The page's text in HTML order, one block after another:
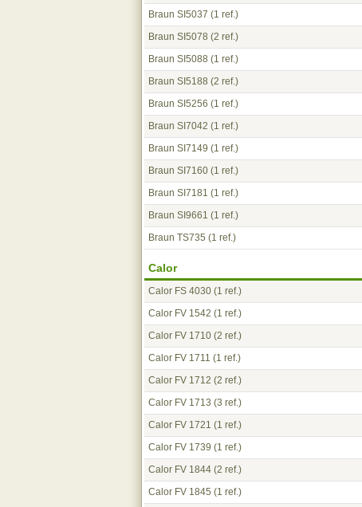
Braun SI5037 (1 ref.)
Braun SI5078 (2 ref.)
Braun SI5088 (1 ref.)
Braun SI5188 (2 ref.)
Braun SI5256 (1 ref.)
Braun SI7042 (1 ref.)
Braun SI7149 (1 ref.)
Braun SI7160 (1 ref.)
Braun SI7181 (1 ref.)
Braun SI9661 (1 ref.)
Braun TS735 (1 ref.)
Calor
Calor FS 4030 (1 ref.)
Calor FV 1542 (1 ref.)
Calor FV 1710 (2 ref.)
Calor FV 1711 (1 ref.)
Calor FV 1712 (2 ref.)
Calor FV 1713 (3 ref.)
Calor FV 1721 (1 ref.)
Calor FV 1739 (1 ref.)
Calor FV 1844 (2 ref.)
Calor FV 1845 (1 ref.)